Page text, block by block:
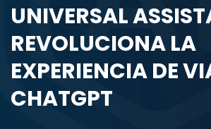
UNIVERSAL
REVOLUCIONA LA
EXPERIENCIA DE
CHATGPT